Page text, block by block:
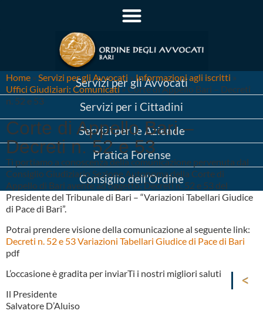
Servizi per gli Avvocati
Servizi per i Cittadini
Servizi per le Aziende
Pratica Forense
Consiglio dell’Ordine
Home » Servizi per gli Avvocati » Informazioni agli iscritti »
Uffici Giudiziari: Comunicati» Corte di Appello Bari – Decreti
n. 52 e 53
Corte di Appello Bari –
Decreti n. 52 e 53
Ti portiamo a conoscenza della comunicazione pervenuta dal
Consiglio Giudiziario Sezione Autonoma della Corte di
Appello di Bari avente ad oggetto: Decreti n. 52 e 53 del
Presidente del Tribunale di Bari – “Variazioni Tabellari Giudice
di Pace di Bari”.
Potrai prendere visione della comunicazione al seguente link:
Decreti n. 52 e 53 Variazioni Tabellari Giudice di Pace di Bari
pdf
L’occasione è gradita per inviarTi i nostri migliori saluti
Il Presidente
Salvatore D’Aluiso